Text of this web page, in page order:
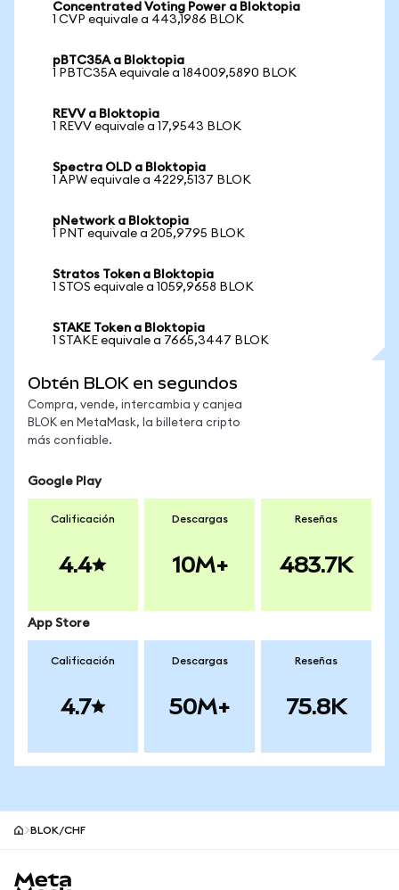
Concentrated Voting Power a Bloktopia
1 CVP equivale a 443,1986 BLOK
pBTC35A a Bloktopia
1 PBTC35A equivale a 184009,5890 BLOK
REVV a Bloktopia
1 REVV equivale a 17,9543 BLOK
Spectra OLD a Bloktopia
1 APW equivale a 4229,5137 BLOK
pNetwork a Bloktopia
1 PNT equivale a 205,9795 BLOK
Stratos Token a Bloktopia
1 STOS equivale a 1059,9658 BLOK
STAKE Token a Bloktopia
1 STAKE equivale a 7665,3447 BLOK
Obtén BLOK en segundos
Compra, vende, intercambia y canjea
BLOK en MetaMask, la billetera cripto
más confiable.
Google Play
Calificación
4.4
Descargas
10M+
Reseñas
483.7K
App Store
Calificación
4.7
Descargas
50M+
Reseñas
75.8K
BLOK/CHF